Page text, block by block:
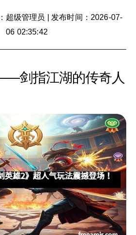
超级管理员
发布时间：2026-07-
06 02:35:42
剑指江湖的传奇人